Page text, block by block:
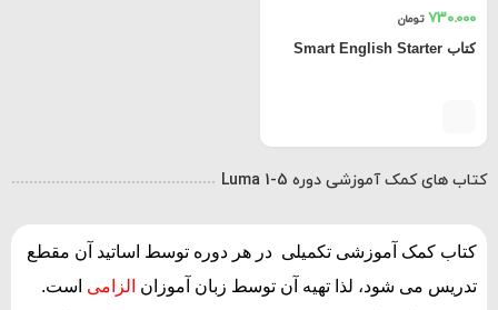
730.000 تومان
کتاب Smart English Starter
کتاب های کمک آموزشی دوره Luma 1-5
کتاب کمک آموزشی تکمیلی در هر دوره توسط اساتید آن مقطع
تدریس می شود، لذا تهیه آن توسط زبان آموزان الزامی است.